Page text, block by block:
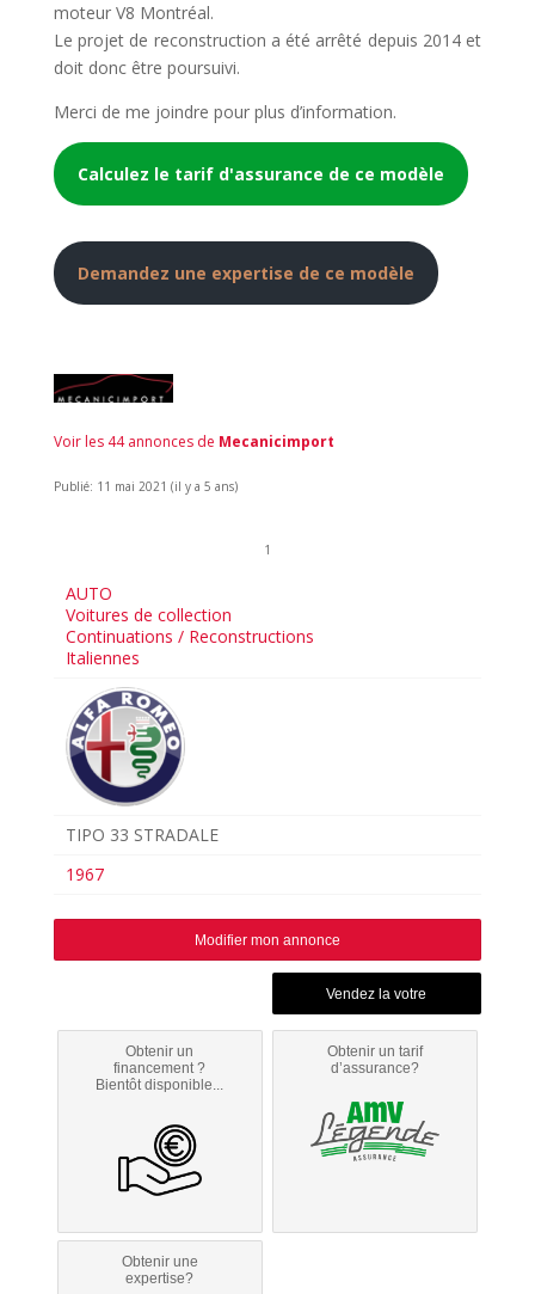
moteur V8 Montréal.
Le projet de reconstruction a été arrêté depuis 2014 et
doit donc être poursuivi.
Merci de me joindre pour plus d’information.
Calculez le tarif d'assurance de ce modèle
Demandez une expertise de ce modèle
Voir les 44 annonces de Mecanicimport
Publié: 11 mai 2021 (il y a 5 ans)
1
AUTO
Voitures de collection
Continuations / Reconstructions
Italiennes
TIPO 33 STRADALE
1967
Modifier mon annonce
Obtenir un
financement ?
Bientôt disponible...
Obtenir un tarif
d’assurance?
Obtenir une
expertise?